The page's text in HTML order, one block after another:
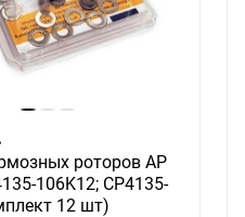
роторов AP
106K12; CP4135-
12 шт)